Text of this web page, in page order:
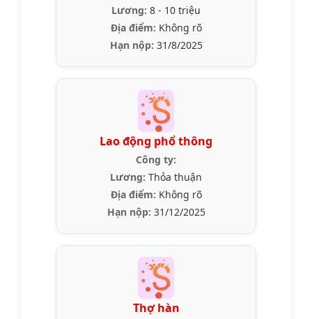
Lương: 8 - 10 triệu
Địa điểm: Không rõ
Hạn nộp: 31/8/2025
Lao động phổ thông
Công ty:
Lương: Thỏa thuận
Địa điểm: Không rõ
Hạn nộp: 31/12/2025
Thợ hàn